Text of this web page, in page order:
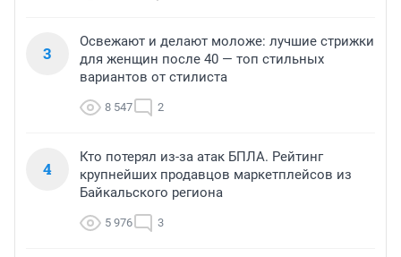
3
Освежают и делают моложе: лучшие стрижки
для женщин после 40 — топ стильных
вариантов от стилиста
8 547 2
4
Кто потерял из-за атак БПЛА. Рейтинг
крупнейших продавцов маркетплейсов из
Байкальского региона
5 976 3